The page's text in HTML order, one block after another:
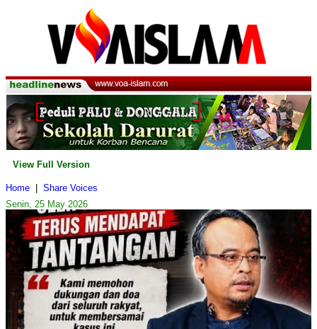
View Full Version
Home
Share Voices
Senin, 25 May 2026